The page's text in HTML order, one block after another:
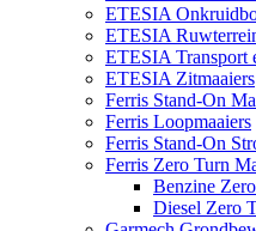
ETESIA
ETESIA
ETESIA Transport
ETESIA Zitmaaiers
Ferris Stand-On
Ferris Loopmaaiers
Ferris Stand-On
Ferris Zero Turn
Benzine
Diesel Zero